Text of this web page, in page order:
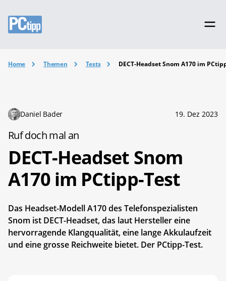
Home Themen Tests DECT-Headset Snom A170 im
Daniel Bader 19. Dez 2023
Ruf doch mal an
DECT-Headset Snom
A170 im PCtipp-Test
Das Headset-Modell A170 des Telefonspezialisten
Snom ist DECT-Headset, das laut Hersteller eine
hervorragende Klangqualität, eine lange Akkulaufzeit
und eine grosse Reichweite bietet. Der PCtipp-Test.